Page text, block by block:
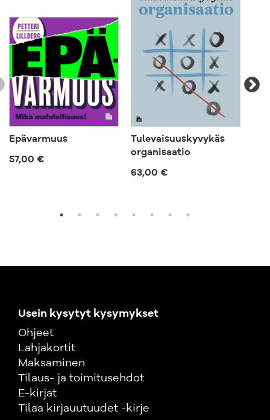
Epävarmuus
57,00 €
Tulevaisuuskyvykäs
organisaatio
63,00 €
Usein kysytyt kysymykset
Ohjeet
Lahjakortit
Maksaminen
Tilaus- ja toimitusehdot
E-kirjat
Tilaa kirjauutuudet -kirje